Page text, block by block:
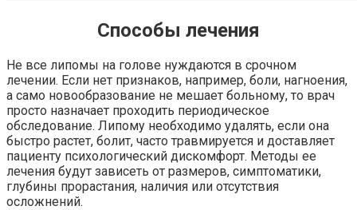
Способы лечения
Не все липомы на голове нуждаются в срочном
лечении. Если нет признаков, например, боли, нагноения,
а само новообразование не мешает больному, то врач
просто назначает проходить периодическое
обследование. Липому необходимо удалять, если она
быстро растет, болит, часто травмируется и доставляет
пациенту психологический дискомфорт. Методы ее
лечения будут зависеть от размеров, симптоматики,
глубины прорастания, наличия или отсутствия
осложнений.